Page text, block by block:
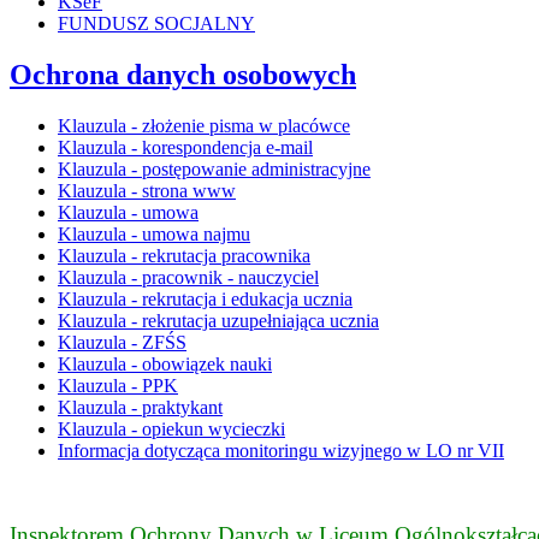
FUNDUSZ SOCJALNY
Ochrona danych osobowych
Klauzula - złożenie pisma w placówce
Klauzula - korespondencja e-mail
Klauzula - postępowanie administracyjne
Klauzula - strona www
Klauzula - umowa
Klauzula - umowa najmu
Klauzula - rekrutacja pracownika
Klauzula - pracownik - nauczyciel
Klauzula - rekrutacja i edukacja ucznia
Klauzula - rekrutacja uzupełniająca ucznia
Klauzula - ZFŚS
Klauzula - obowiązek nauki
Klauzula - PPK
Klauzula - praktykant
Klauzula - opiekun wycieczki
Informacja dotycząca monitoringu wizyjnego w LO nr VII